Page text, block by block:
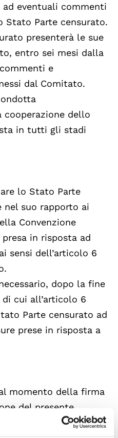
eventuali commenti
Stato Parte censurato.
presenterà le sue
entro sei mesi dalla
e
dal Comitato.
dello
in tutti gli stadi
lo Stato Parte
nel suo rapporto ai
Convenzione
in risposta ad
sensi dell’articolo 6
dopo la fine
cui all’articolo 6
Parte censurato ad
prese in risposta a
momento della firma
del presente
non riconoscere la